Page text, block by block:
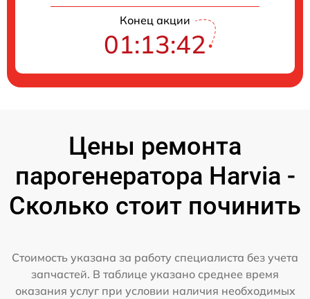
Конец акции
01:13:41
Цены ремонта
парогенератора Harvia -
Сколько стоит починить
Стоимость указана за работу специалиста без учета
запчастей. В таблице указано среднее время
оказания услуг при условии наличия необходимых